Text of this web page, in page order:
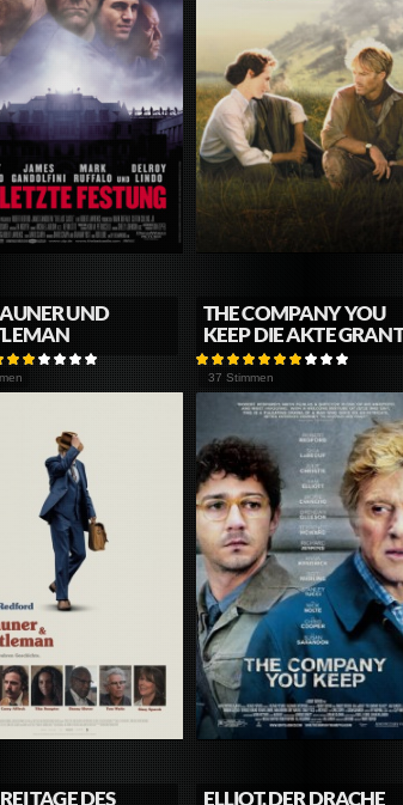
UND
THE COMPANY YOU
KEEP DIE AKTE GRANT
37 Stimmen
TAGE DES
ELLIOT, DER DRACHE